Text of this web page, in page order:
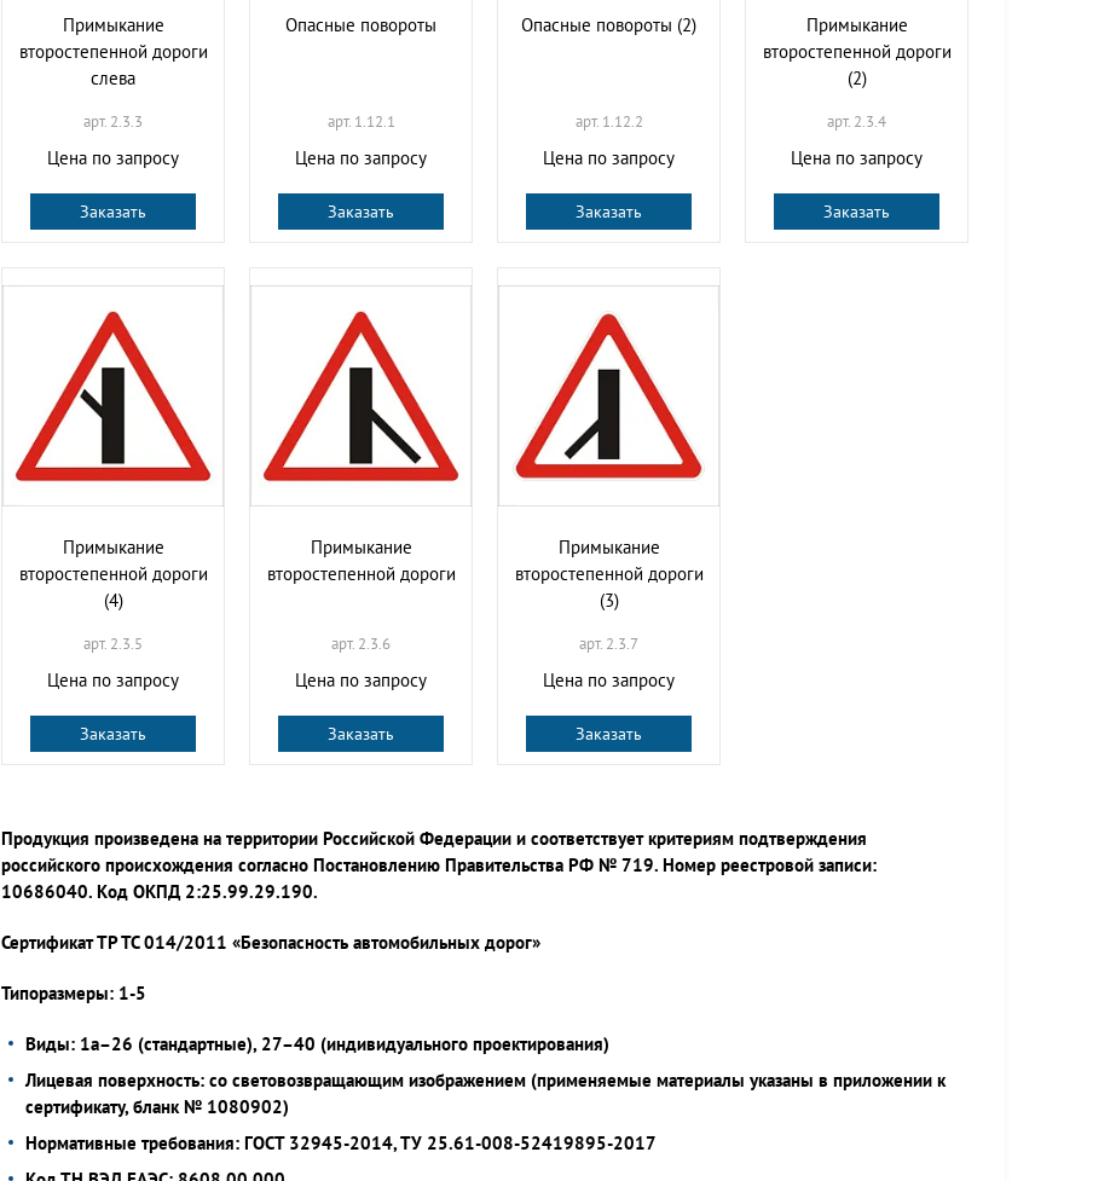
Примыкание
второстепенной дороги
слева
арт. 2.3.3
Цена по запросу
Заказать
Опасные повороты
арт. 1.12.1
Цена по запросу
Заказать
Опасные повороты (2)
арт. 1.12.2
Цена по запросу
Заказать
Примыкание
второстепенной дороги
(2)
арт. 2.3.4
Цена по запросу
Заказать
Примыкание
второстепенной дороги
(4)
арт. 2.3.5
Цена по запросу
Заказать
Примыкание
второстепенной дороги
арт. 2.3.6
Цена по запросу
Заказать
Примыкание
второстепенной дороги
(3)
арт. 2.3.7
Цена по запросу
Заказать
Продукция произведена на территории Российской Федерации и соответствует критериям подтверждения
российского происхождения согласно Постановлению Правительства РФ № 719. Номер реестровой записи:
10686040. Код ОКПД 2:25.99.29.190.
Сертификат ТР ТС 014/2011 «Безопасность автомобильных дорог»
Типоразмеры: 1-5
Виды: 1а–26 (стандартные), 27–40 (индивидуального проектирования)
Лицевая поверхность: со световозвращающим изображением (применяемые материалы указаны в приложении к
сертификату, бланк № 1080902)
Нормативные требования: ГОСТ 32945-2014, ТУ 25.61-008-52419895-2017